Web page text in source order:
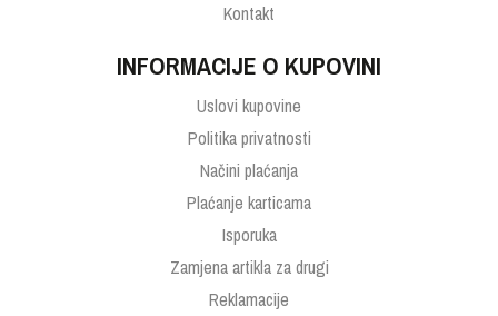
Kontakt
INFORMACIJE O KUPOVINI
Uslovi kupovine
Politika privatnosti
Načini plaćanja
Plaćanje karticama
Isporuka
Zamjena artikla za drugi
Reklamacije